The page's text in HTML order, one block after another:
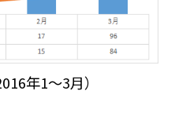
年1～3月）